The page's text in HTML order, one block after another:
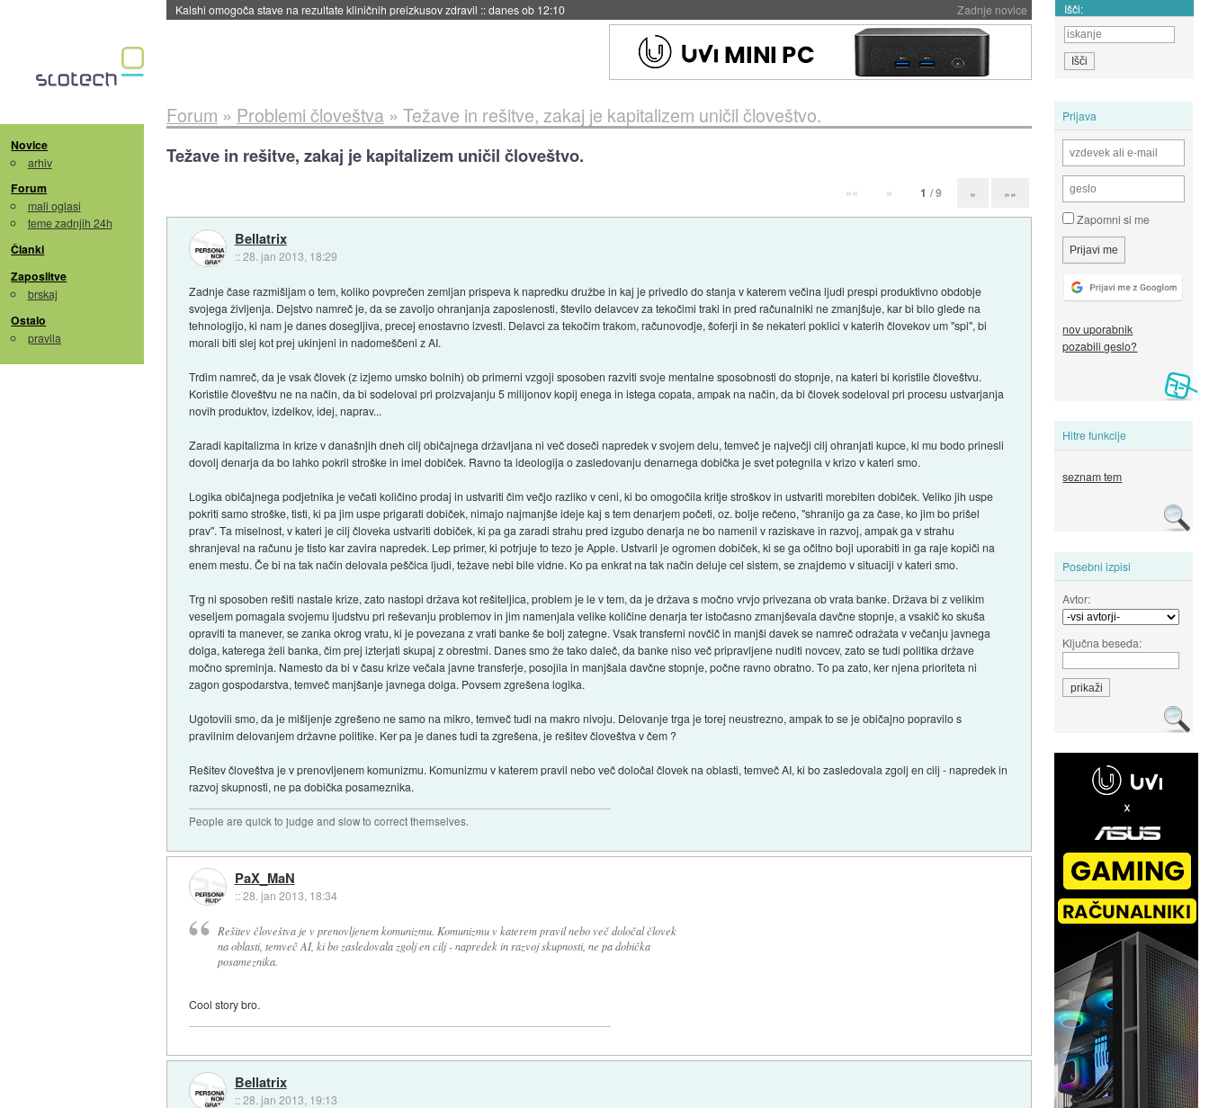
Zadnje novice
Sandisk že prodal več kot polovico SSD-jev za naslednji dve leti::danes ob 11:37 Išči:
Novice
arhiv
Forum
mali oglasi
teme zadnjih 24h
Članki
Zaposlitve
brskaj
Ostalo
pravila
Prijava
Zapomni si me
nov uporabnik
pozabili geslo?
Hitre funkcije
seznam tem
Posebni izpisi
Avtor:
Ključna beseda:
Forum » Problemi človeštva» Težave in rešitve, zakaj je kapitalizem uničil človeštvo.
Težave in rešitve, zakaj je kapitalizem uničil človeštvo.
«« « 1 / 9 » »»
Bellatrix
::28. jan 2013, 18:29
Zadnje čase razmišljam o tem, koliko povprečen zemljan prispeva k napredku družbe in kaj je privedlo do stanja v katerem večina ljudi prespi produktivno obdobje
svojega življenja. Dejstvo namreč je, da se zavoljo ohranjanja zaposlenosti, število delavcev za tekočimi traki in pred računalniki ne zmanjšuje, kar bi bilo glede na
tehnologijo, ki nam je danes dosegljiva, precej enostavno izvesti. Delavci za tekočim trakom, računovodje, šoferji in še nekateri poklici v katerih človekov um "spi", bi
morali biti slej kot prej ukinjeni in nadomeščeni z AI.
Trdim namreč, da je vsak človek (z izjemo umsko bolnih) ob primerni vzgoji sposoben razviti svoje mentalne sposobnosti do stopnje, na kateri bi koristile človeštvu.
Koristile človeštvu ne na način, da bi sodeloval pri proizvajanju 5 milijonov kopij enega in istega copata, ampak na način, da bi človek sodeloval pri procesu ustvarjanja
novih produktov, izdelkov, idej, naprav...
Zaradi kapitalizma in krize v današnjih dneh cilj običajnega državljana ni več doseči napredek v svojem delu, temveč je največji cilj ohranjati kupce, ki mu bodo prinesli
dovolj denarja da bo lahko pokril stroške in imel dobiček. Ravno ta ideologija o zasledovanju denarnega dobička je svet potegnila v krizo v kateri smo.
Logika običajnega podjetnika je večati količino prodaj in ustvariti čim večjo razliko v ceni, ki bo omogočila kritje stroškov in ustvariti morebiten dobiček. Veliko jih uspe
pokriti samo stroške, tisti, ki pa jim uspe prigarati dobiček, nimajo najmanjše ideje kaj s tem denarjem početi, oz. bolje rečeno, "shranijo ga za čase, ko jim bo prišel
prav". Ta miselnost, v kateri je cilj človeka ustvariti dobiček, ki pa ga zaradi strahu pred izgubo denarja ne bo namenil v raziskave in razvoj, ampak ga v strahu
shranjeval na računu je tisto kar zavira napredek. Lep primer, ki potrjuje to tezo je Apple. Ustvaril je ogromen dobiček, ki se ga očitno boji uporabiti in ga raje kopiči na
enem mestu. Če bi na tak način delovala peščica ljudi, težave nebi bile vidne. Ko pa enkrat na tak način deluje cel sistem, se znajdemo v situaciji v kateri smo.
Trg ni sposoben rešiti nastale krize, zato nastopi država kot rešiteljica, problem je le v tem, da je država s močno vrvjo privezana ob vrata banke. Država bi z velikim
veseljem pomagala svojemu ljudstvu pri reševanju problemov in jim namenjala velike količine denarja ter istočasno zmanjševala davčne stopnje, a vsakič ko skuša
opraviti ta manever, se zanka okrog vratu, ki je povezana z vrati banke še bolj zategne. Vsak transferni novčič in manjši davek se namreč odražata v večanju javnega
dolga, katerega želi banka, čim prej izterjati skupaj z obrestmi. Danes smo že tako daleč, da banke niso več pripravljene nuditi novcev, zato se tudi politika države
močno spreminja. Namesto da bi v času krize večala javne transferje, posojila in manjšala davčne stopnje, počne ravno obratno. To pa zato, ker njena prioriteta ni
zagon gospodarstva, temveč manjšanje javnega dolga. Povsem zgrešena logika.
Ugotovili smo, da je mišljenje zgrešeno ne samo na mikro, temveč tudi na makro nivoju. Delovanje trga je torej neustrezno, ampak to se je običajno popravilo s
pravilnim delovanjem državne politike. Ker pa je danes tudi ta zgrešena, je rešitev človeštva v čem ?
Rešitev človeštva je v prenovljenem komunizmu. Komunizmu v katerem pravil nebo več določal človek na oblasti, temveč AI, ki bo zasledovala zgolj en cilj - napredek in
razvoj skupnosti, ne pa dobička posameznika.
People are quick to judge and slow to correct themselves.
PaX_MaN
::28. jan 2013, 18:34
Rešitev človeštva je v prenovljenem komunizmu. Komunizmu v katerem pravil nebo več določal človek
na oblasti, temveč AI, ki bo zasledovala zgolj en cilj - napredek in razvoj skupnosti, ne pa dobička
posameznika.
Cool story bro.
Bellatrix
::28. jan 2013, 19:13